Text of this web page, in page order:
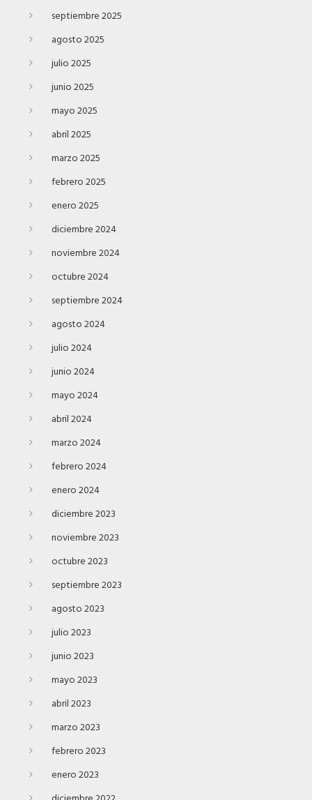
septiembre 2025
agosto 2025
julio 2025
junio 2025
mayo 2025
abril 2025
marzo 2025
febrero 2025
enero 2025
diciembre 2024
noviembre 2024
octubre 2024
septiembre 2024
agosto 2024
julio 2024
junio 2024
mayo 2024
abril 2024
marzo 2024
febrero 2024
enero 2024
diciembre 2023
noviembre 2023
octubre 2023
septiembre 2023
agosto 2023
julio 2023
junio 2023
mayo 2023
abril 2023
marzo 2023
febrero 2023
enero 2023